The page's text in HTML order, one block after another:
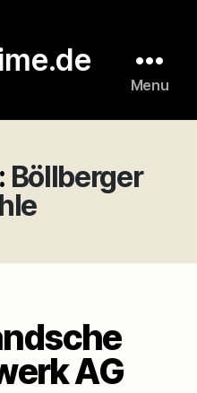
Menu
Böllberger
AG